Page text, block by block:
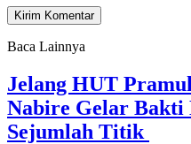
Baca Lainnya
Jelang HUT
Nabire Gelar Bakti
Sejumlah Titik